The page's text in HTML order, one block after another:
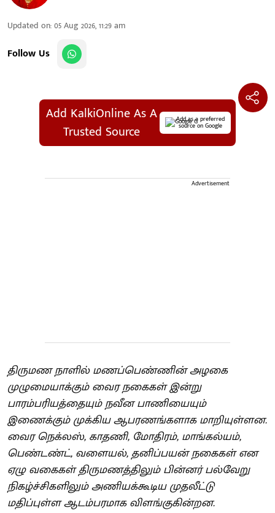
Updated on:05 Aug 2026, 11:29 am
Follow Us
Add KalkiOnline As A
Trusted Source
Add as a preferred
source on Google
Advertisement
திருமண நாளில் மணப்பெண்ணின் அழகை
முழுமையாக்கும் வைர நகைகள் இன்று
பாரம்பரியத்தையும் நவீன பாணியையும்
இணைக்கும் முக்கிய ஆபரணங்களாக மாறியுள்ளன.
வைர நெக்லஸ், காதணி, மோதிரம், மாங்கல்யம்,
பெண்டண்ட், வளையல், தனிப்பயன் நகைகள் என
ஏழு வகைகள் திருமணத்திலும் பின்னர் பல்வேறு
நிகழ்ச்சிகளிலும் அணியக்கூடிய முதலீட்டு
மதிப்புள்ள ஆடம்பரமாக விளங்குகின்றன.